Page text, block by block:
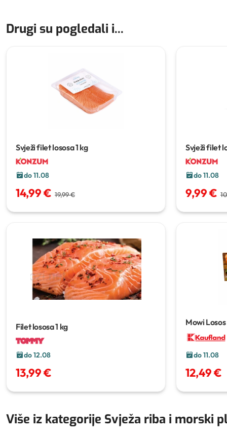
Drugi su pogledali i...
Svježi filet lososa1 kg
do 11.08
14,99 € 19,99 €
Svježi filet
do 11.08
9,99 €
Filet lososa1 kg
do 12.08
13,99 €
Mowi
do 11.08
12,49 €
Više iz kategorije Svježa riba i morski